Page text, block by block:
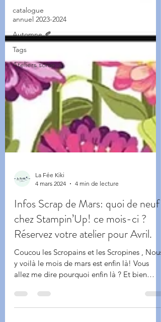
catalogue
annuel 2023-2024
Automne 🍂
Tags
Ateliers scrap
4 mars 2024
4 min de lecture
Infos Scrap de Mars: quoi de neuf
chez Stampin’Up! ce mois-ci ?
Réservez votre atelier pour Avril.
Coucou les Scropains et les Scropines , Nous
allez me dire pourquoi enfin là ? Et bien
parce...